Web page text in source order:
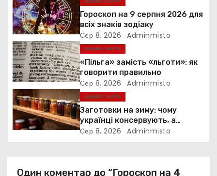
з
а
п
и
с
і
Гороскоп на 9 серпня 2026 для
всіх знаків зодіаку
Сер 8, 2026 Adminmisto
ЦІКАВО ЗНАТИ
«Пільга» замість «льготи»: як
говорити правильно
Сер 8, 2026 Adminmisto
ЦІКАВО ЗНАТИ
Заготовки на зиму: чому
українці консервують, а
європейці — ні
Сер 8, 2026 Adminmisto
Один коментар до “Гороскоп на 4